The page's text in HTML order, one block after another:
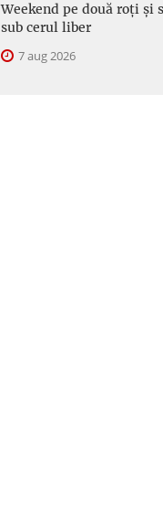
Weekend pe două roți și
sub cerul liber
7 aug 2026